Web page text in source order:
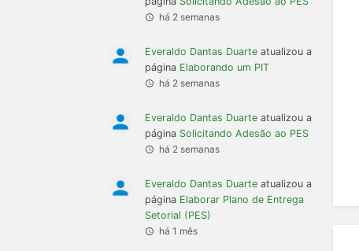
há 2 semanas
Everaldo Dantas Duarte atualizou a
página Elaborando um PIT
há 2 semanas
Everaldo Dantas Duarte atualizou a
página Solicitando Adesão ao PES
há 2 semanas
Everaldo Dantas Duarte atualizou a
página Elaborar Plano de Entrega
Setorial (PES)
há 1 mês